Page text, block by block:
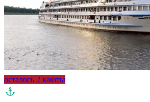
осталось 2 каюты